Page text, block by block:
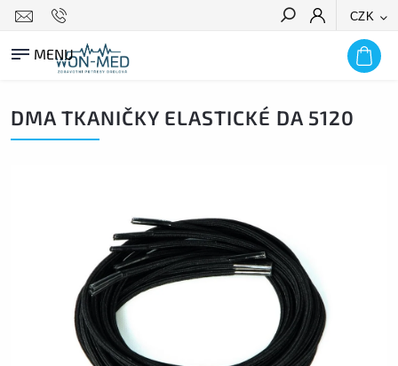
CZK
HLEDAT
DMA TKANIČKY ELASTICKÉ DA 5120